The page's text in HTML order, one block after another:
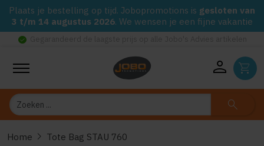
Plaats je bestelling op tijd. Jobopromotions is gesloten van
3 t/m 14 augustus 2026. We wensen je een fijne vakantie
check_circle
person shopping_cart
Zoeken search
Home chevron_right Tote Bag STAU 760